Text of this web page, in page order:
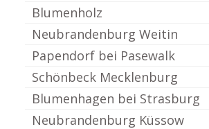
Blumenholz
Neubrandenburg Weitin
Papendorf bei Pasewalk
Schönbeck Mecklenburg
Blumenhagen bei Strasburg
Neubrandenburg Küssow